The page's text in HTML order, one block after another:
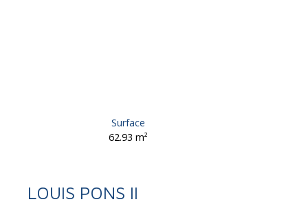
Surface
62.93 m²
LOUIS PONS II